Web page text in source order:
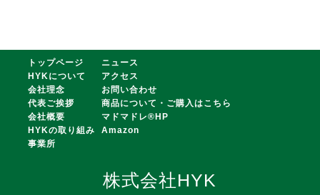
トップページ
HYKについて
会社理念
代表ご挨拶
会社概要
HYKの取り組み
事業所
ニュース
アクセス
お問い合わせ
商品について・ご購入はこちら
マドマドレ®HP
Amazon
株式会社HYK